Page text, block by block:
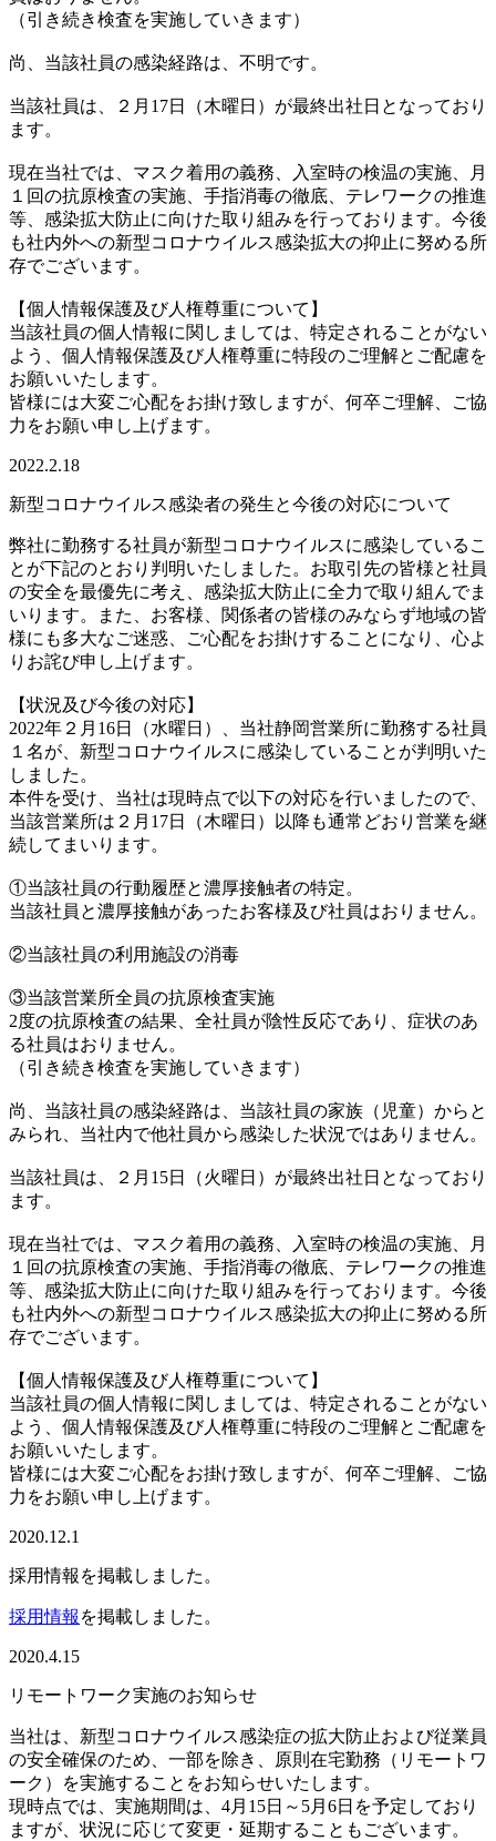
（引き続き検査を実施していきます）
尚、当該社員の感染経路は、不明です。
当該社員は、２月17日（木曜日）が最終出社日となっており
ます。
現在当社では、マスク着用の義務、入室時の検温の実施、月
１回の抗原検査の実施、手指消毒の徹底、テレワークの推進
等、感染拡大防止に向けた取り組みを行っております。今後
も社内外への新型コロナウイルス感染拡大の抑止に努める所
存でございます。
【個人情報保護及び人権尊重について】
当該社員の個人情報に関しましては、特定されることがない
よう、個人情報保護及び人権尊重に特段のご理解とご配慮を
お願いいたします。
皆様には大変ご心配をお掛け致しますが、何卒ご理解、ご協
力をお願い申し上げます。
2022.2.18
新型コロナウイルス感染者の発生と今後の対応について
弊社に勤務する社員が新型コロナウイルスに感染しているこ
とが下記のとおり判明いたしました。お取引先の皆様と社員
の安全を最優先に考え、感染拡大防止に全力で取り組んでま
いります。また、お客様、関係者の皆様のみならず地域の皆
様にも多大なご迷惑、ご心配をお掛けすることになり、心よ
りお詫び申し上げます。
【状況及び今後の対応】
2022年２月16日（水曜日）、当社静岡営業所に勤務する社員
１名が、新型コロナウイルスに感染していることが判明いた
しました。
本件を受け、当社は現時点で以下の対応を行いましたので、
当該営業所は２月17日（木曜日）以降も通常どおり営業を継
続してまいります。
①当該社員の行動履歴と濃厚接触者の特定。
当該社員と濃厚接触があったお客様及び社員はおりません。
②当該社員の利用施設の消毒
③当該営業所全員の抗原検査実施
2度の抗原検査の結果、全社員が陰性反応であり、症状のあ
る社員はおりません。
（引き続き検査を実施していきます）
尚、当該社員の感染経路は、当該社員の家族（児童）からと
みられ、当社内で他社員から感染した状況ではありません。
当該社員は、２月15日（火曜日）が最終出社日となっており
ます。
現在当社では、マスク着用の義務、入室時の検温の実施、月
１回の抗原検査の実施、手指消毒の徹底、テレワークの推進
等、感染拡大防止に向けた取り組みを行っております。今後
も社内外への新型コロナウイルス感染拡大の抑止に努める所
存でございます。
【個人情報保護及び人権尊重について】
当該社員の個人情報に関しましては、特定されることがない
よう、個人情報保護及び人権尊重に特段のご理解とご配慮を
お願いいたします。
皆様には大変ご心配をお掛け致しますが、何卒ご理解、ご協
力をお願い申し上げます。
2020.12.1
採用情報を掲載しました。
採用情報 を掲載しました。
2020.4.15
リモートワーク実施のお知らせ
当社は、新型コロナウイルス感染症の拡大防止および従業員
の安全確保のため、一部を除き、原則在宅勤務（リモートワ
ーク）を実施することをお知らせいたします。
現時点では、実施期間は、4月15日～5月6日を予定しており
ますが、状況に応じて変更・延期することもございます。